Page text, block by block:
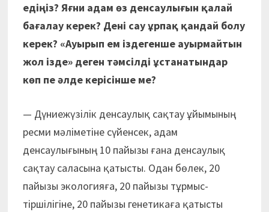
едіңіз? Яғни адам өз денсаулығын қалай
бағалау керек? Дені сау ұрпақ қандай болу
керек? «Ауырып ем іздегенше ауырмайтын
жол ізде» деген тәмсілді ұстанатындар
көп пе әлде керісінше ме?
— Дүниежүзілік денсаулық сақтау ұйымының
ресми мәліметіне сүйенсек, адам
денсаулығының 10 пайызы ғана денсаулық
сақтау саласына қатысты. Одан бөлек, 20
пайызы экологияға, 20 пайызы тұрмыс-
тіршілігіне, 20 пайызы генетикаға қатысты